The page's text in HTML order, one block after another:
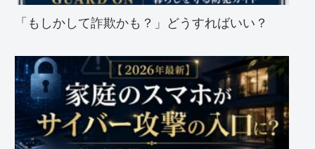
「もしかして詐欺かも？」どうすればいい？